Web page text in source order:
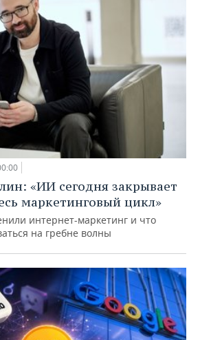
«ИИ сегодня закрывает
маркетинговый цикл»
интернет-маркетинг и что
на гребне волны